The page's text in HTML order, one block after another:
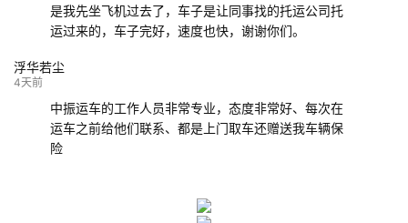
是我先坐飞机过去了，车子是让同事找的托运公司托
运过来的，车子完好，速度也快，谢谢你们。
浮华若尘
4天前
中振运车的工作人员非常专业，态度非常好、每次在
运车之前给他们联系、都是上门取车还赠送我车辆保
险